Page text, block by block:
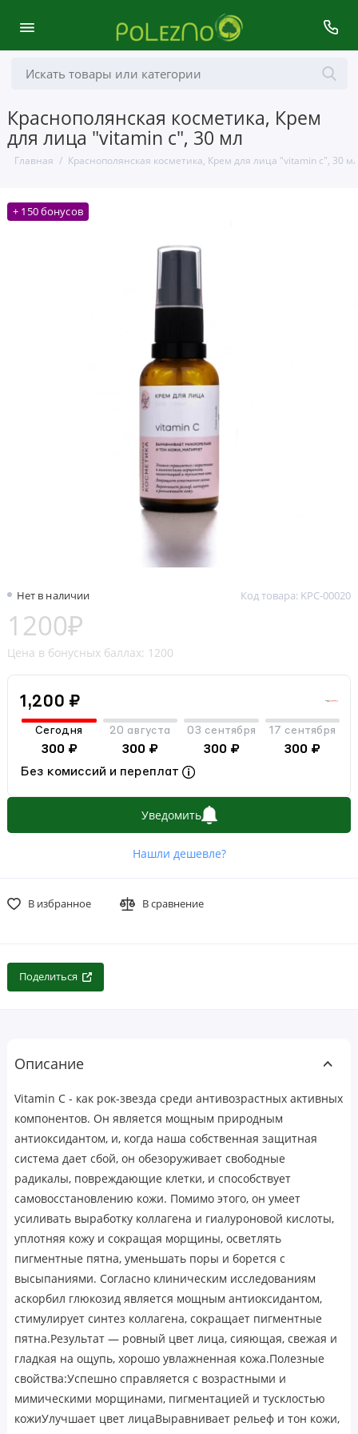
Краснополянская косметика, Крем
для лица "vitamin с", 30 мл
Главная Краснополянская косметика, Крем для лица "vitamin с", 30 мл
+ 150 бонусов
Нет в наличии Код товара: KPC-00020
1200₽
Цена в бонусных баллах: 1200
1,200 ₽
Сегодня
300 ₽
20 августа
300 ₽
03 сентября
300 ₽
17 сентября
300 ₽
Без комиссий и переплат
Уведомить
Нашли дешевле?
В избранное В сравнение
Поделиться
Описание
Vitamin C - как рок-звезда среди антивозрастных активных
компонентов. Он является мощным природным
антиоксидантом, и, когда наша собственная защитная
система дает сбой, он обезоруживает свободные
радикалы, повреждающие клетки, и способствует
самовосстановлению кожи. Помимо этого, он умеет
усиливать выработку коллагена и гиалуроновой кислоты,
уплотняя кожу и сокращая морщины, осветлять
пигментные пятна, уменьшать поры и борется с
высыпаниями. Согласно клиническим исследованиям
аскорбил глюкозид является мощным антиоксидантом,
стимулирует синтез коллагена, сокращает пигментные
пятна.Результат — ровный цвет лица, сияющая, свежая и
гладкая на ощупь, хорошо увлажненная кожа.Полезные
свойства:Успешно справляется с возрастными и
мимическими морщинами, пигментацией и тусклостью
кожиУлучшает цвет лицаВыравнивает рельеф и тон кожи,